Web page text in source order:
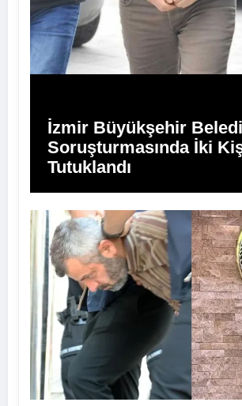
İzmir Büyükşehir
Soruşturmasında İki
Tutuklandı